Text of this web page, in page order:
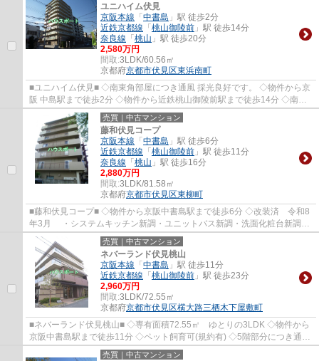
ユニハイム伏見
京阪本線 「中書島 」駅 徒歩2分
近鉄京都線 「桃山御陵前 」駅 徒歩14分
奈良線 「桃山 」駅 徒歩20分
2,580万円
間取:3LDK/60.56㎡
京都府京都市伏見区東浜南町
■ユニハイム伏見■ ◇南東角部屋につき通風 採光良好です。 ◇物件から京
阪 中島駅まで徒歩2分 ◇物件から近鉄桃山御陵前駅まで徒歩14分 ◇南向
きリビングにつき陽当良好です。
売買｜中古マンション
藤和伏見コープ
京阪本線 「中書島 」駅 徒歩6分
近鉄京都線 「桃山御陵前 」駅 徒歩11分
奈良線 「桃山 」駅 徒歩16分
2,880万円
間取:3LDK/81.58㎡
京都府京都市伏見区東柳町
■藤和伏見コープ■ ◇物件から京阪中書島駅まで徒歩6分 ◇改装済 令和8
年3月 ・システムキッチン新調・ユニットバス新調・洗面化粧台新調・
トイレ新調 ・全室クロス張替・CF張替・ハウ...
売買｜中古マンション
ネバーランド伏見桃山
京阪本線 「中書島 」駅 徒歩11分
近鉄京都線 「桃山御陵前 」駅 徒歩23分
2,960万円
間取:3LDK/72.55㎡
京都府京都市伏見区横大路三栖木下屋敷町
■ネバーランド伏見桃山■ ◇専有面積72.55㎡ ゆとりの3LDK ◇物件から
京阪中書島駅まで徒歩11分 ◇ペット飼育可(規約有) ◇5階部分につき通風
採光良好です。
売買｜中古マンション